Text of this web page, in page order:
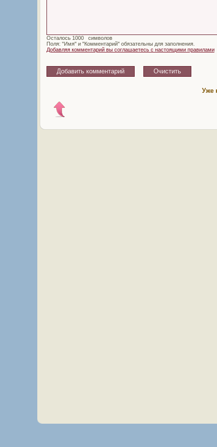
Осталось
символов
Поля: "Имя" и "Комментарий" обязательны для заполнения.
Добавляя комментарий вы соглашаетесь с настоящими правилами
Уже